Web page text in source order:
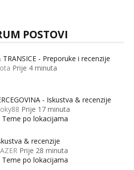
POSTOVI
TRANSICE - Preporuke i recenzije
Prije 4 minuta
- Iskustva & recenzije
Prije 17 minuta
Teme po lokacijama
& recenzije
Prije 28 minuta
Teme po lokacijama